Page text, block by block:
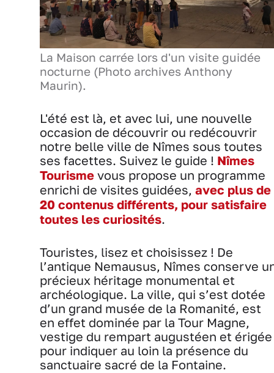
La Maison carrée lors d'un visite guidée
nocturne (Photo archives Anthony
Maurin).
L'été est là, et avec lui, une nouvelle
occasion de découvrir ou redécouvrir
notre belle ville de Nîmes sous toutes
ses facettes. Suivez le guide ! Nîmes
Tourisme vous propose un programme
enrichi de visites guidées, avec plus de
20 contenus différents, pour satisfaire
toutes les curiosités.
Touristes, lisez et choisissez ! De
l’antique Nemausus, Nîmes conserve
précieux héritage monumental et
archéologique. La ville, qui s’est dotée
d’un grand musée de la Romanité, est
en effet dominée par la Tour Magne,
vestige du rempart augustéen et érigée
pour indiquer au loin la présence du
sanctuaire sacré de la Fontaine.